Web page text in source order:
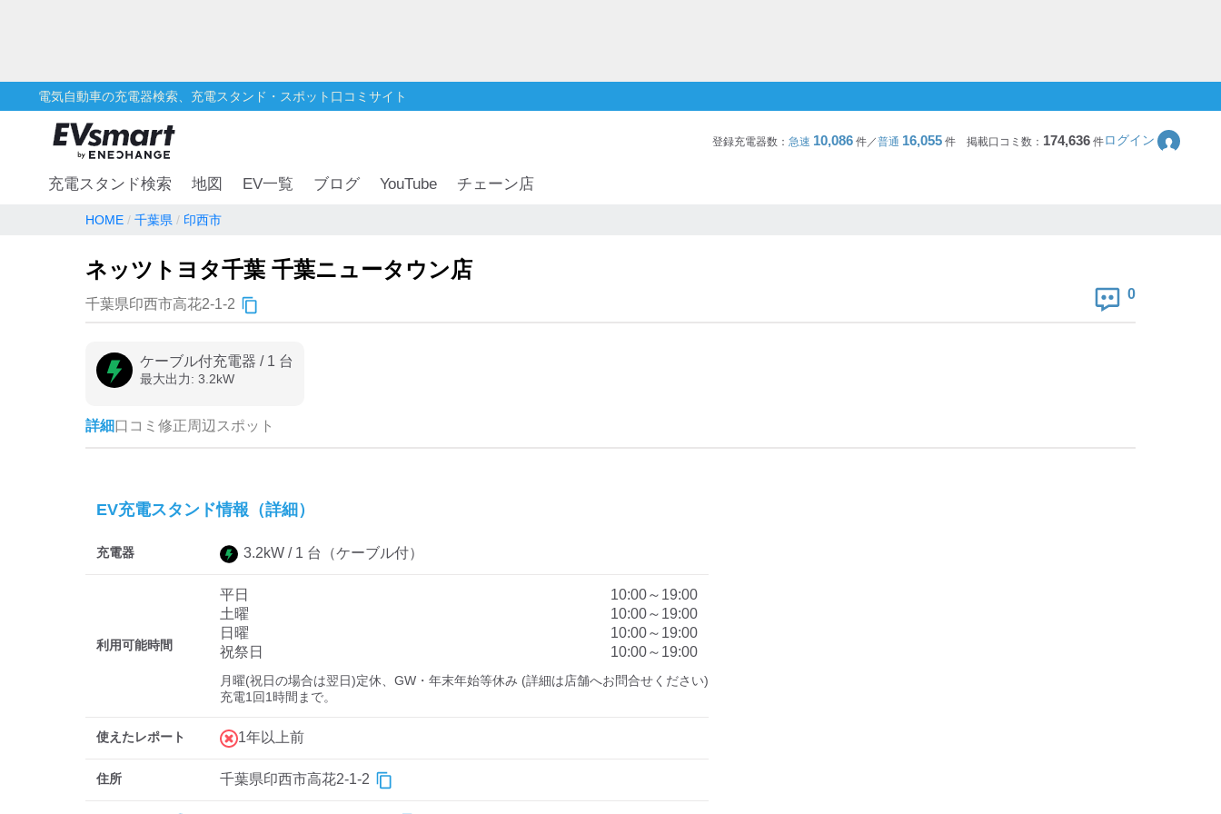
電気自動車の充電器検索、充電スタンド・スポット口コミサイト
登録充電器数： 急速 10,086 件／普通 16,055 件 掲載口コミ数： 174,636件ログイン
充電スタンド検索 地図 EV一覧 ブログ YouTube チェーン店
HOME 千葉県 印西市
ネッツトヨタ千葉 千葉ニュータウン店
千葉県印西市高花2-1-2
0
ケーブル付充電器 / 1 台
最大出力: 3.2kW
詳細口コミ 修正周辺スポット
EV充電スタンド情報（詳細）
充電器 3.2kW / 1 台 （ケーブル付）
利用可能時間
平日
10:00～19:00
土曜
10:00～19:00
日曜
10:00～19:00
祝祭日
10:00～19:00
月曜(祝日の場合は翌日)定休、GW・年末年始等休み (詳細は店舗へお問合せください)
充電1回1時間まで。
使えたレポート 1年以上前
住所 千葉県印西市高花2-1-2